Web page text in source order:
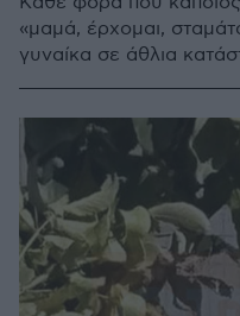
«μαμά, έρχομαι,
γυναίκα σε άθλια